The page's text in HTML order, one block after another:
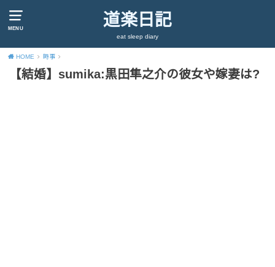
MENU 道楽日記
eat sleep diary
HOME 時事
【結婚】sumika:黒田隼之介の彼女や嫁妻は?